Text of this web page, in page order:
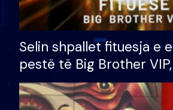
Selin shpallet fituesja e
pestë të Big Brother
çmimin e madh prej